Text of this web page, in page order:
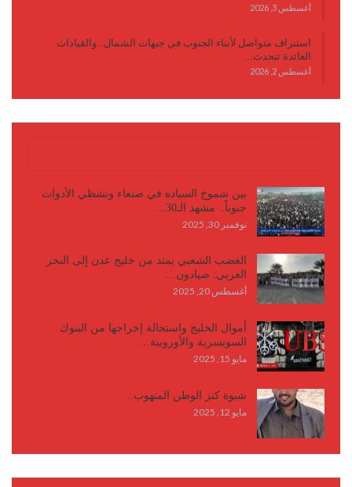
أغسطس 3, 2026
استنزاف متواصل لأبناء الجنوب في جبهات الشمال.. والقيادات
العائدة تتحدث…
أغسطس 2, 2026
بين شموخ السيادة في صنعاء وتشظي الأدوات
جنوباً.. مشهد الـ30…
نوفمبر 30, 2025
الغضب الشعبي يمتد من خليج عدن إلى البحر
العربي: صيادون…
أغسطس 20, 2025
أموال الخليج واستحالة إخراجها من البنوك
السويسرية والأوروبية…
مايو 15, 2025
شبوة كنز الوطن المنهوب..
مايو 12, 2025